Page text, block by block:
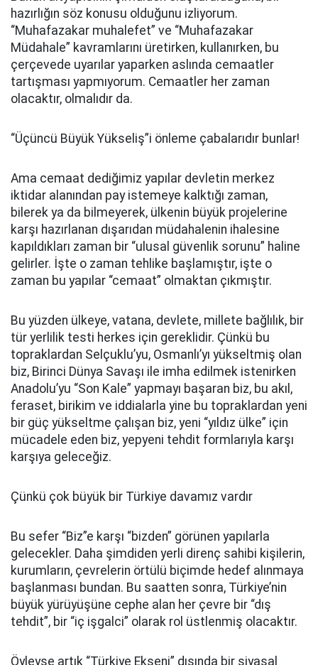
hazırlığın söz konusu olduğunu izliyorum.
“Muhafazakar muhalefet” ve “Muhafazakar
Müdahale” kavramlarını üretirken, kullanırken, bu
çerçevede uyarılar yaparken aslında cemaatler
tartışması yapmıyorum. Cemaatler her zaman
olacaktır, olmalıdır da.
“Üçüncü Büyük Yükseliş”i önleme çabalarıdır bunlar!
Ama cemaat dediğimiz yapılar devletin merkez
iktidar alanından pay istemeye kalktığı zaman,
bilerek ya da bilmeyerek, ülkenin büyük projelerine
karşı hazırlanan dışarıdan müdahalenin ihalesine
kapıldıkları zaman bir “ulusal güvenlik sorunu” haline
gelirler. İşte o zaman tehlike başlamıştır, işte o
zaman bu yapılar “cemaat” olmaktan çıkmıştır.
Bu yüzden ülkeye, vatana, devlete, millete bağlılık, bir
tür yerlilik testi herkes için gereklidir. Çünkü bu
topraklardan Selçuklu’yu, Osmanlı’yı yükseltmiş olan
biz, Birinci Dünya Savaşı ile imha edilmek istenirken
Anadolu’yu “Son Kale” yapmayı başaran biz, bu akıl,
feraset, birikim ve iddialarla yine bu topraklardan yeni
bir güç yükseltme çalışan biz, yeni “yıldız ülke” için
mücadele eden biz, yepyeni tehdit formlarıyla karşı
karşıya geleceğiz.
Çünkü çok büyük bir Türkiye davamız vardır
Bu sefer “Biz”e karşı “bizden” görünen yapılarla
gelecekler. Daha şimdiden yerli direnç sahibi kişilerin,
kurumların, çevrelerin örtülü biçimde hedef alınmaya
başlanması bundan. Bu saatten sonra, Türkiye’nin
büyük yürüyüşüne cephe alan her çevre bir “dış
tehdit”, bir “iç işgalci” olarak rol üstlenmiş olacaktır.
Öyleyse artık “Türkiye Ekseni” dışında bir siyasal